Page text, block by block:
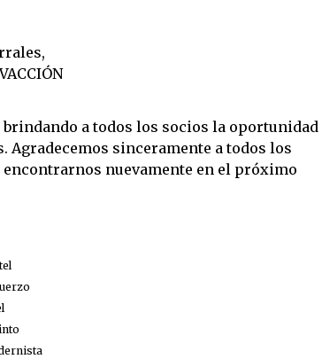
a todos los socios la oportunidad
sinceramente a todos los
nuevamente en el próximo